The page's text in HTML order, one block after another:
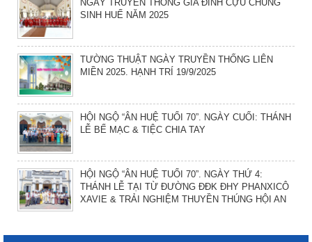
NGÀY TRUYỀN THỐNG GIA ĐÌNH CỰU CHỦNG
SINH HUẾ NĂM 2025
TƯỜNG THUẬT NGÀY TRUYỀN THỐNG LIÊN
MIỀN 2025. HẠNH TRÍ 19/9/2025
HỘI NGỘ “ÂN HUỆ TUỔI 70”. NGÀY CUỐI: THÁNH
LỄ BẾ MẠC & TIỆC CHIA TAY
HỘI NGỘ “ÂN HUỆ TUỔI 70”. NGÀY THỨ 4:
THÁNH LỄ TẠI TỪ ĐƯỜNG ĐĐK ĐHY PHANXICÔ
XAVIE & TRẢI NGHIỆM THUYỀN THÚNG HỘI AN